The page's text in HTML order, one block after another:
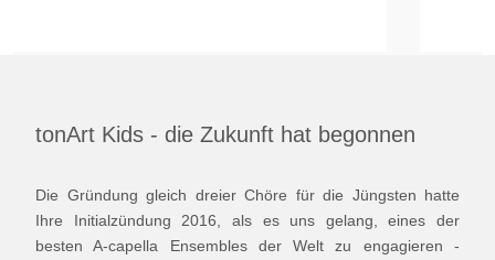
tonArt Kids - die Zukunft hat begonnen
Die Gründung gleich dreier Chöre für die Jüngsten hatte
Ihre Initialzündung 2016, als es uns gelang, eines der
besten A-capella Ensembles der Welt zu engagieren -